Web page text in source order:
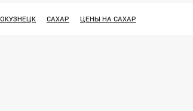
САХАР ЦЕНЫ НА САХАР